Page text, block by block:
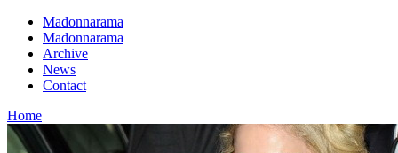
Madonnarama
Madonnarama
Archive
News
Contact
Home